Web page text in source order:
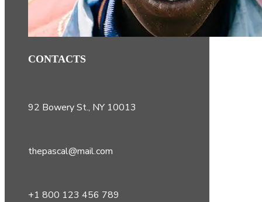
CONTACTS
92 Bowery St., NY 10013
thepascal@mail.com
+1 800 123 456 789